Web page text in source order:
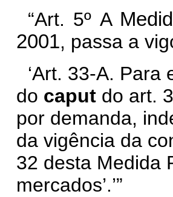
“Art. 5º A
2001, passa a
‘Art. 33-A. Para
do caput do art.
por demanda,
da vigência da
32 desta Medida
mercados’.’”